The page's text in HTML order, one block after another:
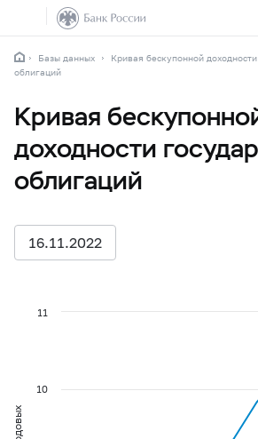
Базы данных
Кривая бескупонной
облигаций
Кривая
доходности
облигаций
16.11.2022
10
11